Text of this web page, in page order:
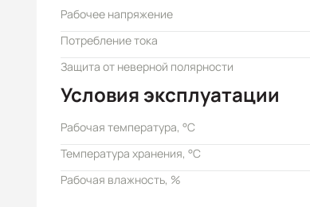
Рабочее напряжение
Потребление тока
Защита от неверной полярности
Условия эксплуатации
Рабочая температура, °C
Температура хранения, °C
Рабочая влажность, %